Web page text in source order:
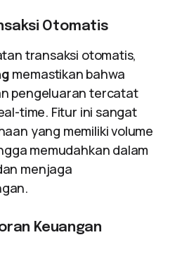
Otomatis
transaksi otomatis,
memastikan bahwa
pengeluaran tercatat
time. Fitur ini sangat
yang memiliki volume
memudahkan dalam
menjaga
Keuangan